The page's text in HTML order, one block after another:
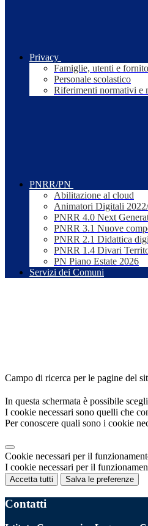
Privacy
Famiglie, utenti e
Personale scolastico
Riferimenti normativi e
PNRR/PN
Abilitazione al cloud
Animatori Digitali
PNRR 4.0 Next
PNRR 3.1 Nuove
PNRR 2.1 Didattica
PNRR 1.4 Divari
PN Piano Estate 2026
Servizi dei Comuni
Campo di ricerca per le pagine del
In questa schermata è possibile
I cookie necessari sono quelli che
Per conoscere quali sono i cookie
Cookie necessari per il
I cookie necessari per il
Accetta tutti Salva le preferenze
Contatti